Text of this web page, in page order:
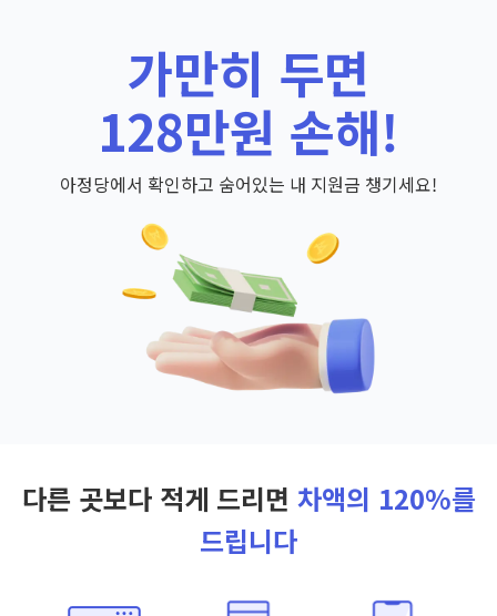
가만히 두면
128만원 손해!
아정당에서 확인하고 숨어있는 내 지원금 챙기세요!
다른 곳보다 적게 드리면 차액의 120%를
드립니다